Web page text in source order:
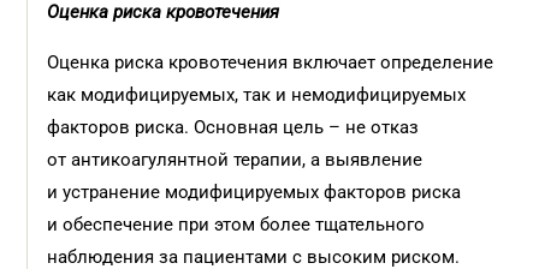
Оценка риска кровотечения
Оценка риска кровотечения включает определение
как модифицируемых, так и немодифицируемых
факторов риска. Основная цель – не отказ
от антикоагулянтной терапии, а выявление
и устранение модифицируемых факторов риска
и обеспечение при этом более тщательного
наблюдения за пациентами с высоким риском.